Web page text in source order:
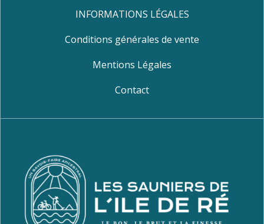
INFORMATIONS LÉGALES
Conditions générales de vente
Mentions Légales
Contact